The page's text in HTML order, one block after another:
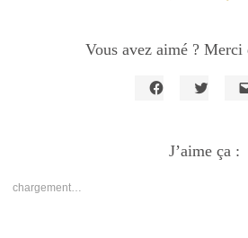
Vous avez aimé ? Merci
Facebook(ouvre
dans
dans
J’aime ça :
chargement…